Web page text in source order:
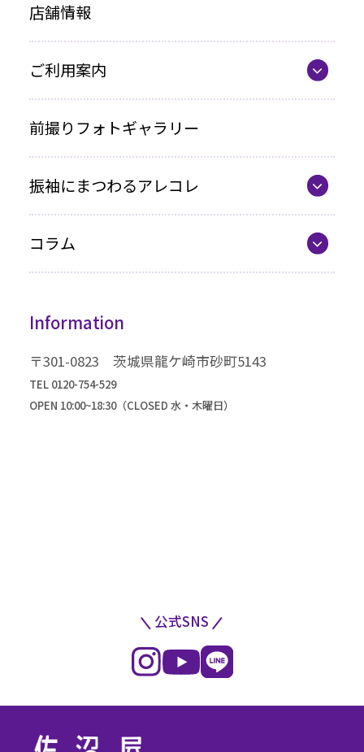
お買い上げプラン
ママ振プラン
写真のみプラン
店舗情報
ご利用案内
各種お支払い方法
車いすをご利用の方へ
企業情報
前撮りフォトギャラリー
振袖にまつわるアレコレ
振袖選びQ&A
振袖ドレス
高級振袖コレクション
コラム
成人式までの流れ
Information
〒301-0823 茨城県龍ケ崎市砂町5143
TEL 0120-754-529
OPEN 10:00~18:30（CLOSED 水・木曜日）
公式SNS